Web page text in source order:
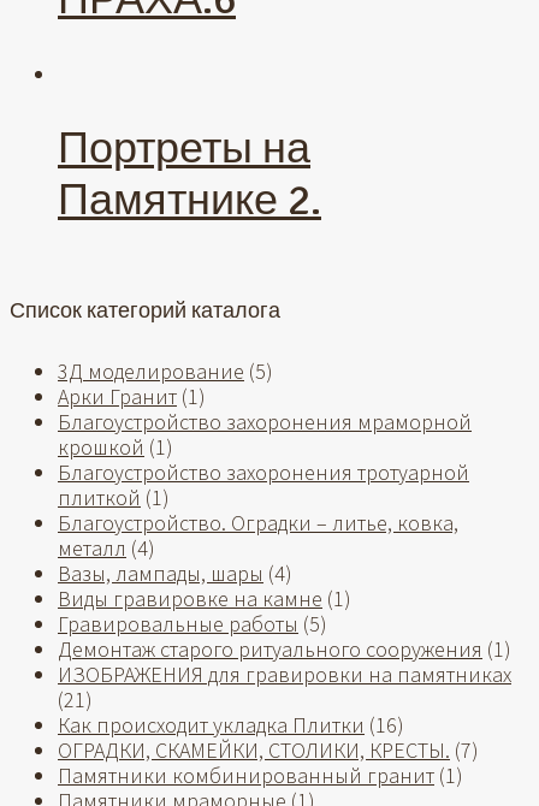
Портреты на
Памятнике 2.
Список категорий каталога
3Д моделирование (5)
Арки Гранит (1)
Благоустройство захоронения мраморной
крошкой (1)
Благоустройство захоронения тротуарной
плиткой (1)
Благоустройство. Оградки – литье, ковка,
металл (4)
Вазы, лампады, шары (4)
Виды гравировке на камне (1)
Гравировальные работы (5)
Демонтаж старого ритуального сооружения (1)
ИЗОБРАЖЕНИЯ для гравировки на памятниках
(21)
Как происходит укладка Плитки (16)
ОГРАДКИ, СКАМЕЙКИ, СТОЛИКИ, КРЕСТЫ. (7)
Памятники комбинированный гранит (1)
Памятники мраморные (1)